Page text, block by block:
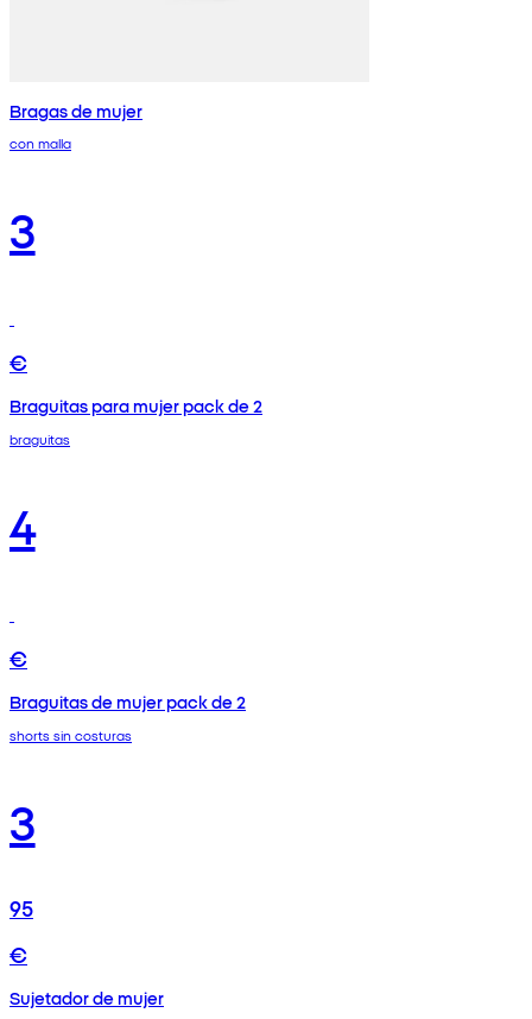
Bragas de mujer
con malla
3
€
Braguitas para mujer pack de 2
braguitas
4
€
Braguitas de mujer pack de 2
shorts sin costuras
3
95
€
Sujetador de mujer